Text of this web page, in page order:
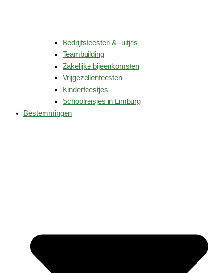
Bedrijfsfeesten & -uitjes
Teambuilding
Zakelijke bijeenkomsten
Vrijgezellenfeesten
Kinderfeestjes
Schoolreisjes in Limburg
Bestemmingen